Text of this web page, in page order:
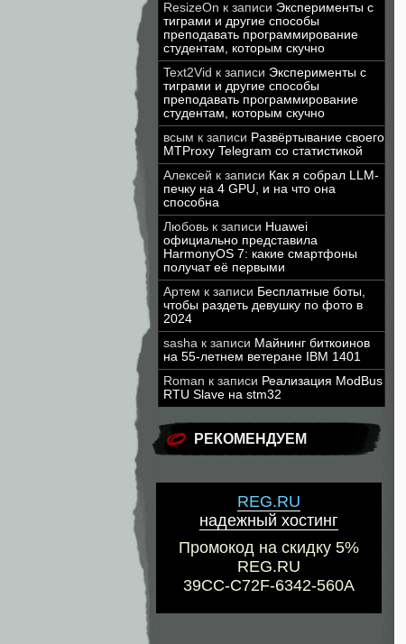
ResizeOn к записи Эксперименты с
тиграми и другие способы
преподавать программирование
студентам, которым скучно
Text2Vid к записи Эксперименты с
тиграми и другие способы
преподавать программирование
студентам, которым скучно
всым к записи Развёртывание своего
MTProxy Telegram со статистикой
Алексей к записи Как я собрал LLM-
печку на 4 GPU, и на что она
способна
Любовь к записи Huawei
официально представила
HarmonyOS 7: какие смартфоны
получат её первыми
Артем к записи Бесплатные боты,
чтобы раздеть девушку по фото в
2024
sasha к записи Майнинг биткоинов
на 55-летнем ветеране IBM 1401
Roman к записи Реализация ModBus
RTU Slave на stm32
РЕКОМЕНДУЕМ
REG.RU
надежный хостинг
Промокод на скидку 5%
REG.RU
39CC-C72F-6342-560A